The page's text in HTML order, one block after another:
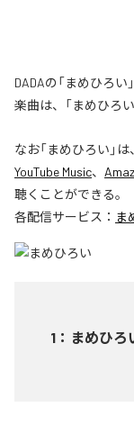
DADAの「まめひろ
楽曲は、「まめひろ
なお「まめひろい 」は、
YouTube Music、
聴くことができる。
各配信サービス： ま
1 ： まめひろ